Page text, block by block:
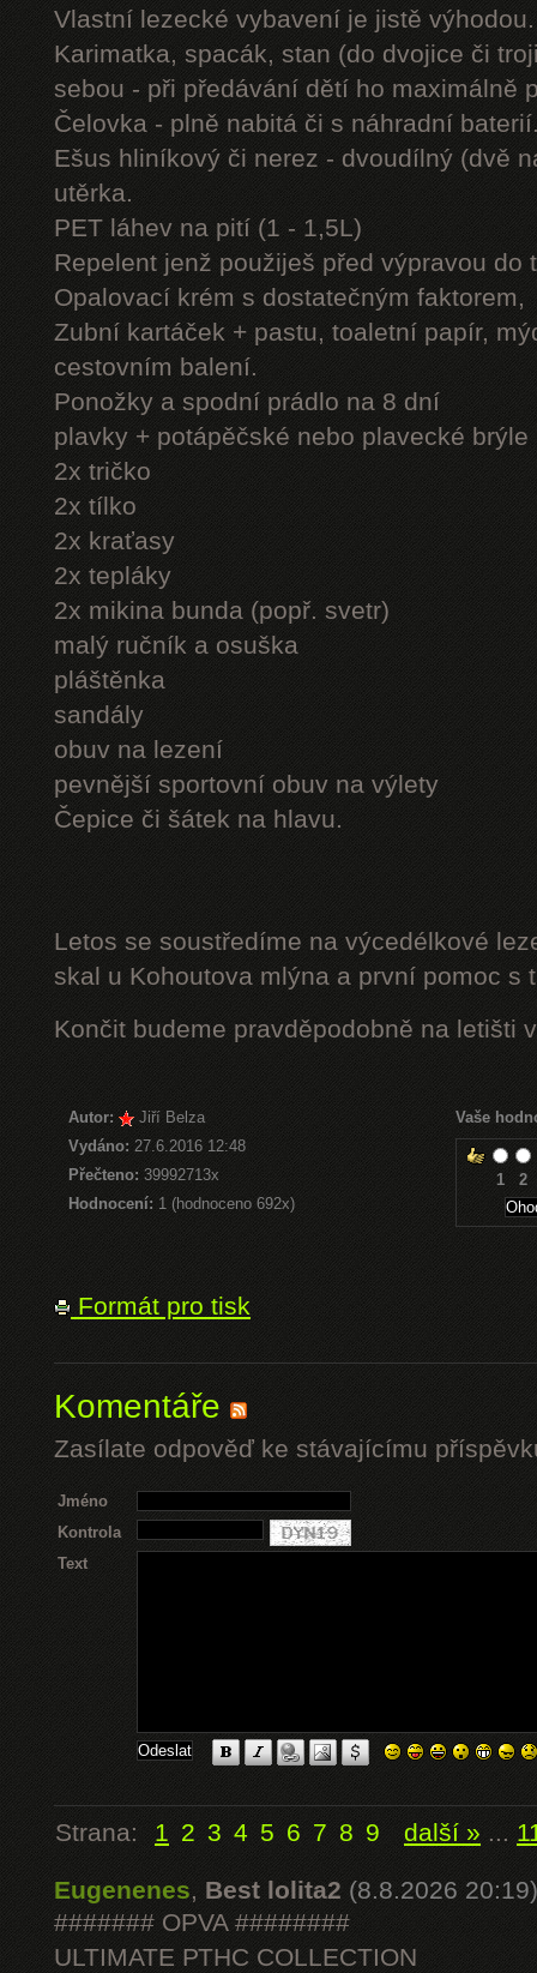
Vlastní lezecké vybavení je jistě výhodou.
Karimatka, spacák, stan (do dvojice či
sebou - při předávání dětí ho maximálně
Čelovka - plně nabitá či s náhradní
Ešus hliníkový či nerez - dvoudílný (dvě
utěrka.
PET láhev na pití (1 - 1,5L)
Repelent jenž použiješ před výpravou do
Opalovací krém s dostatečným faktorem,
Zubní kartáček + pastu, toaletní papír,
cestovním balení.
Ponožky a spodní prádlo na 8 dní
plavky + potápěčské nebo plavecké brýle
2x tričko
2x tílko
2x kraťasy
2x tepláky
2x mikina bunda (popř. svetr)
malý ručník a osuška
pláštěnka
sandály
obuv na lezení
pevnější sportovní obuv na výlety
Čepice či šátek na hlavu.
Letos se soustředíme na výcedélkové
skal u Kohoutova mlýna a první pomoc s
Končit budeme pravděpodobně na letišti
Autor:
Jiří Belza
Vydáno: 27.6.2016 12:48
Přečteno:39992713x
Hodnocení: 1 (hodnoceno 692x)
Vaše
1 2
Formát pro tisk
Komentáře
Zasílate odpověď ke stávajícímu
Jméno
Kontrola
Text
Strana: 1 2 3 4 5 6 7 8 9 další » ...
Eugenenes, Best lolita2 (8.8.2026 20:19)
####### OPVA ########
ULTIMATE РТНС COLLECTION